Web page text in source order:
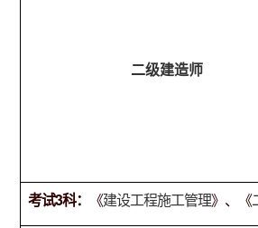
二级建造师
考试3科： 《建设工程施工管理》、《